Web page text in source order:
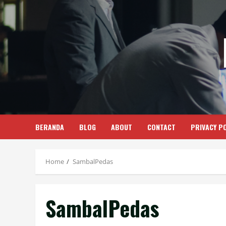
Skip
content
BERANDA BLOG ABOUT CONTACT PRIVACY
Home SambalPedas
SambalPedas